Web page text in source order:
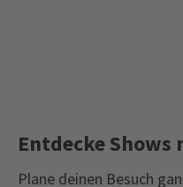
Entdecke Shows
Plane deinen Besuch